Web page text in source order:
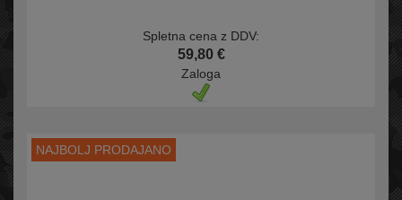
Spletna cena z DDV:
59,80 €
Zaloga
NAJBOLJ PRODAJANO